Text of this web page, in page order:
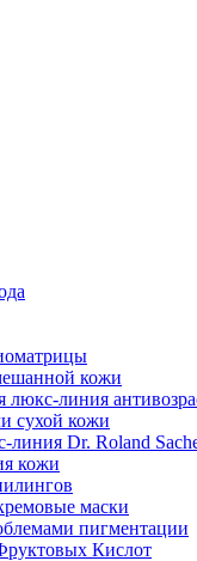
кожи
люкс-линия
сухой кожи
линия Dr. Roland
кожи
маски
пигментации
Кислот